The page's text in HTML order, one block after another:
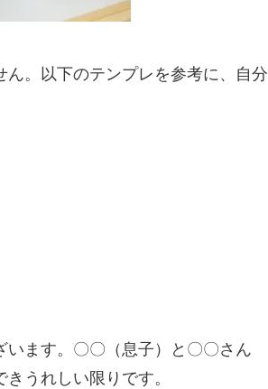
。以下のテンプレを参考に、自分
ます。〇〇（息子）と〇〇さん
うれしい限りです。